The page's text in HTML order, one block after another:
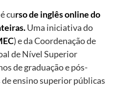
curso de inglês online do
Uma iniciativa do
) e da Coordenação de
de Nível Superior
de graduação e pós-
ensino superior públicas